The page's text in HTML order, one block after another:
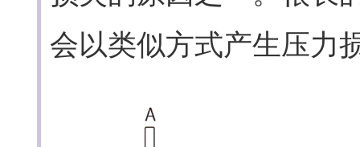
会以类似方式产生压力